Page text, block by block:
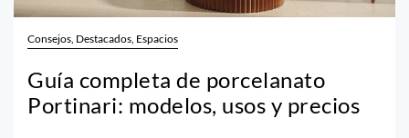
Consejos, Destacados, Espacios
Guía completa de porcelanato
Portinari: modelos, usos y precios